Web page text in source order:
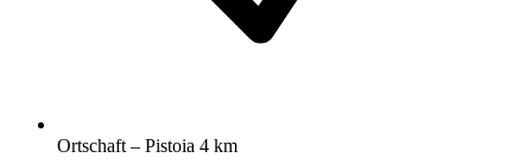
Ortschaft – Pistoia 4 km